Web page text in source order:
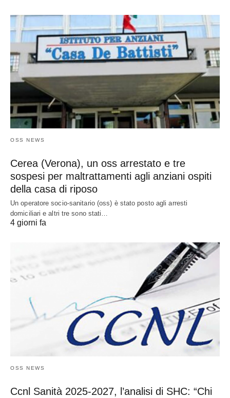
OSS NEWS
Cerea (Verona), un oss arrestato e tre
sospesi per maltrattamenti agli anziani ospiti
della casa di riposo
Un operatore socio-sanitario (oss) è stato posto agli arresti
domiciliari e altri tre sono stati…
4 giorni fa
OSS NEWS
Ccnl Sanità 2025-2027, l’analisi di SHC: “Chi